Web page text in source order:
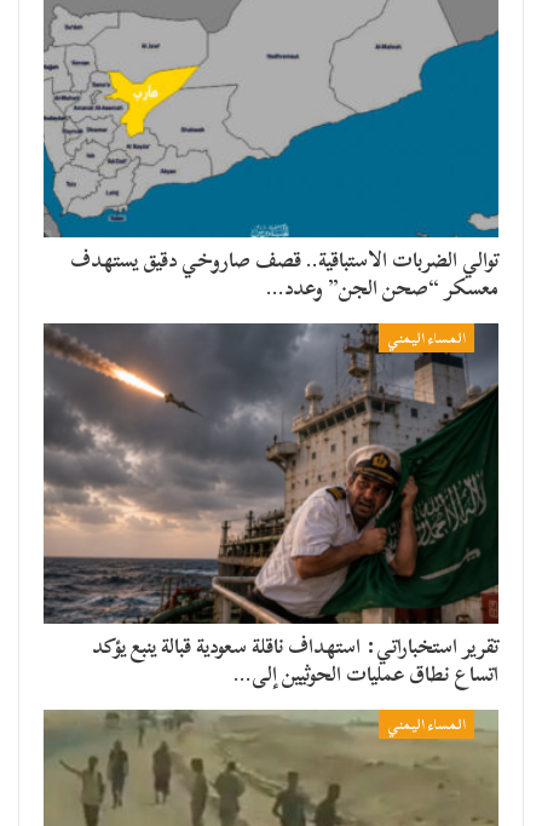
توالي الضربات الاستباقية.. قصف صاروخي دقيق يستهدف
معسكر “صحن الجن” وعدد…
المساء اليمني
تقرير استخباراتي: استهداف ناقلة سعودية قبالة ينبع يؤكد
اتساع نطاق عمليات الحوثيين إلى…
المساء اليمني